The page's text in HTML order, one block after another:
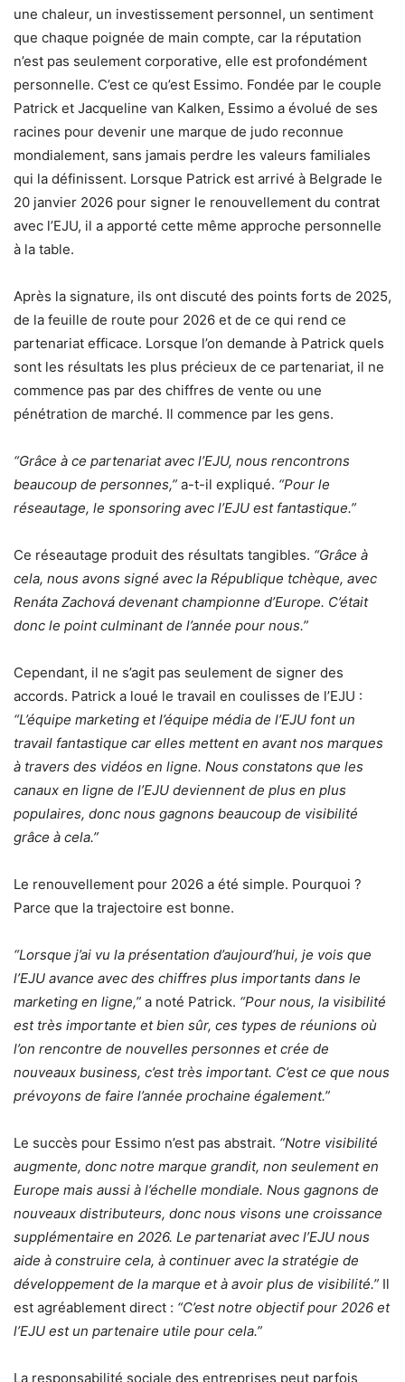
une chaleur, un investissement personnel, un sentiment
que chaque poignée de main compte, car la réputation
n’est pas seulement corporative, elle est profondément
personnelle. C’est ce qu’est Essimo. Fondée par le couple
Patrick et Jacqueline van Kalken, Essimo a évolué de ses
racines pour devenir une marque de judo reconnue
mondialement, sans jamais perdre les valeurs familiales
qui la définissent. Lorsque Patrick est arrivé à Belgrade le
20 janvier 2026 pour signer le renouvellement du contrat
avec l’EJU, il a apporté cette même approche personnelle
à la table.
Après la signature, ils ont discuté des points forts de 2025,
de la feuille de route pour 2026 et de ce qui rend ce
partenariat efficace. Lorsque l’on demande à Patrick quels
sont les résultats les plus précieux de ce partenariat, il ne
commence pas par des chiffres de vente ou une
pénétration de marché. Il commence par les gens.
“Grâce à ce partenariat avec l’EJU, nous rencontrons
beaucoup de personnes,” a-t-il expliqué. “Pour le
réseautage, le sponsoring avec l’EJU est fantastique.”
Ce réseautage produit des résultats tangibles. “Grâce à
cela, nous avons signé avec la République tchèque, avec
Renáta Zachová devenant championne d’Europe. C’était
donc le point culminant de l’année pour nous.”
Cependant, il ne s’agit pas seulement de signer des
accords. Patrick a loué le travail en coulisses de l’EJU :
“L’équipe marketing et l’équipe média de l’EJU font un
travail fantastique car elles mettent en avant nos marques
à travers des vidéos en ligne. Nous constatons que les
canaux en ligne de l’EJU deviennent de plus en plus
populaires, donc nous gagnons beaucoup de visibilité
grâce à cela.”
Le renouvellement pour 2026 a été simple. Pourquoi ?
Parce que la trajectoire est bonne.
“Lorsque j’ai vu la présentation d’aujourd’hui, je vois que
l’EJU avance avec des chiffres plus importants dans le
marketing en ligne,” a noté Patrick. “Pour nous, la visibilité
est très importante et bien sûr, ces types de réunions où
l’on rencontre de nouvelles personnes et crée de
nouveaux business, c’est très important. C’est ce que nous
prévoyons de faire l’année prochaine également.”
Le succès pour Essimo n’est pas abstrait. “Notre visibilité
augmente, donc notre marque grandit, non seulement en
Europe mais aussi à l’échelle mondiale. Nous gagnons de
nouveaux distributeurs, donc nous visons une croissance
supplémentaire en 2026. Le partenariat avec l’EJU nous
aide à construire cela, à continuer avec la stratégie de
développement de la marque et à avoir plus de visibilité.” Il
est agréablement direct : “C’est notre objectif pour 2026 et
l’EJU est un partenaire utile pour cela.”
La responsabilité sociale des entreprises peut parfois